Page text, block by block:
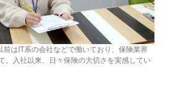
前はIT系の会社などで働いており、保険業界
。入社以来、日々保険の大切さを実感してい